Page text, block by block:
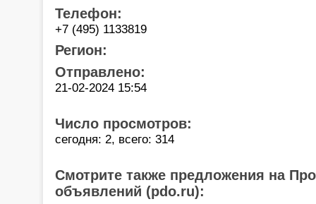
Телефон:
+7 (495) 1133819
Регион:
Отправлено:
21-02-2024 15:54
Число просмотров:
сегодня: 2, всего: 314
Смотрите также предложения на
объявлений (pdo.ru):